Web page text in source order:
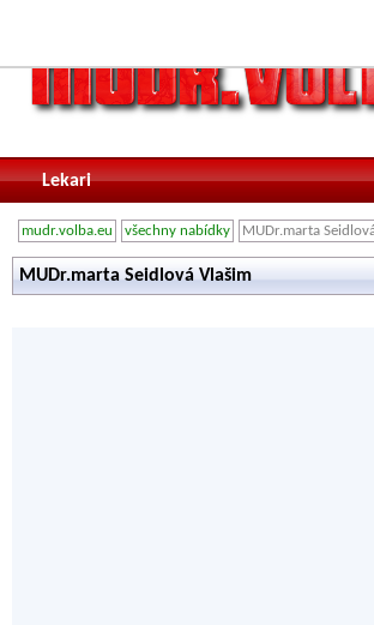
Lekari
mudr.volba.eu všechny nabídky MUDr.marta
MUDr.marta Seidlová Vlašim